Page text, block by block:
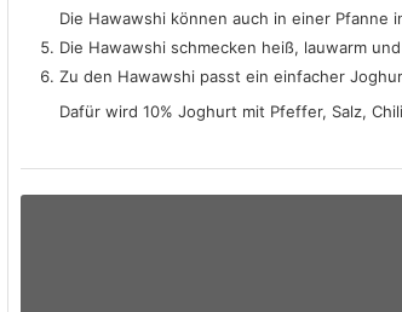
Die Hawawshi können auch in einer Pfanne
Die Hawawshi schmecken heiß, lauwarm
Zu den Hawawshi passt ein einfacher
Dafür wird 10% Joghurt mit Pfeffer, Salz,